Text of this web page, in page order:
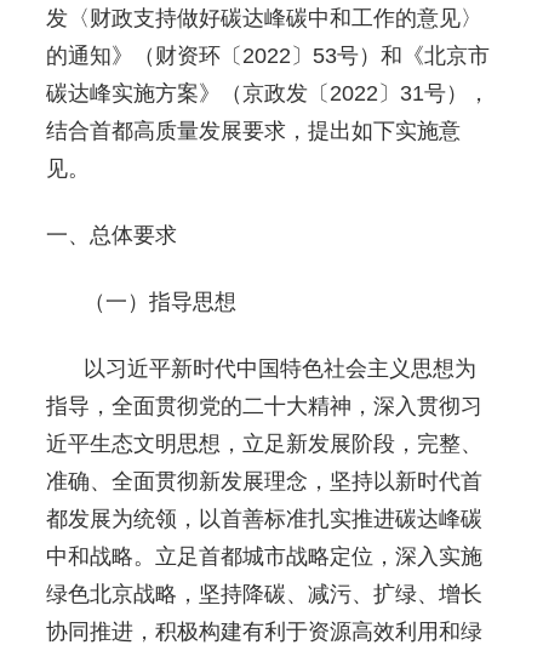
发〈财政支持做好碳达峰碳中和工作的意见〉
的通知》（财资环〔2022〕53号）和《北京市
碳达峰实施方案》（京政发〔2022〕31号），
结合首都高质量发展要求，提出如下实施意
见。
一、总体要求
（一）指导思想
以习近平新时代中国特色社会主义思想为
指导，全面贯彻党的二十大精神，深入贯彻习
近平生态文明思想，立足新发展阶段，完整、
准确、全面贯彻新发展理念，坚持以新时代首
都发展为统领，以首善标准扎实推进碳达峰碳
中和战略。立足首都城市战略定位，深入实施
绿色北京战略，坚持降碳、减污、扩绿、增长
协同推进，积极构建有利于资源高效利用和绿